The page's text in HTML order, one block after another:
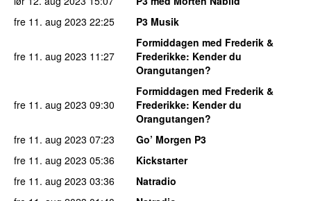
fre 11. aug 2023 22:25 P3 Musik
fre 11. aug 2023 11:27
Formiddagen med Frederik &
Frederikke: Kender du
Orangutangen?
fre 11. aug 2023 09:30
Formiddagen med Frederik &
Frederikke: Kender du
Orangutangen?
fre 11. aug 2023 07:23
Go’ Morgen P3
fre 11. aug 2023 05:36
Kickstarter
fre 11. aug 2023 03:36
Natradio